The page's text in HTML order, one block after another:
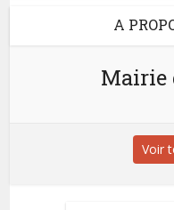
A
Mairie
Voir